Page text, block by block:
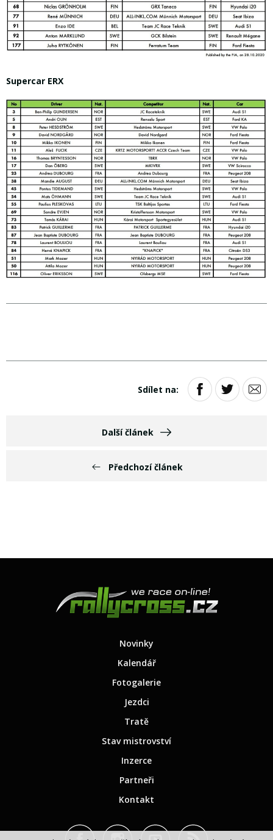
Supercar ERX
Předchozí článek
Sdílet na:
Další článek
Novinky
Kalendář
Fotogalerie
Jezdci
Tratě
Stav mistrovství
Inzerce
Partneři
Kontakt